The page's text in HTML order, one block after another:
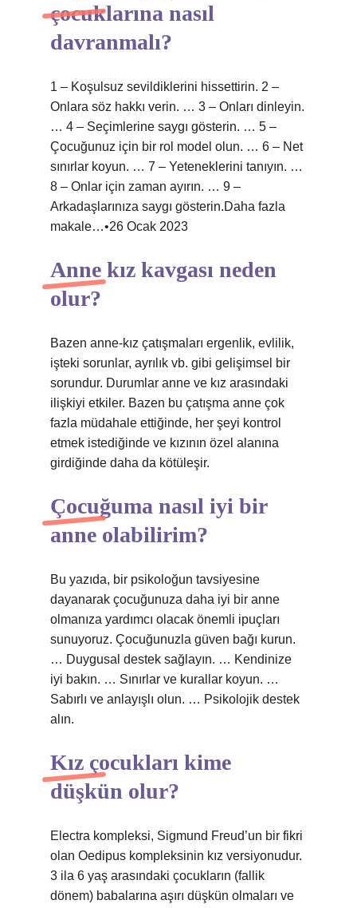
çocuklarına nasıl
davranmalı?
1 – Koşulsuz sevildiklerini hissettirin. 2 –
Onlara söz hakkı verin. … 3 – Onları dinleyin.
… 4 – Seçimlerine saygı gösterin. … 5 –
Çocuğunuz için bir rol model olun. … 6 – Net
sınırlar koyun. … 7 – Yeteneklerini tanıyın. …
8 – Onlar için zaman ayırın. … 9 –
Arkadaşlarınıza saygı gösterin.Daha fazla
makale…•26 Ocak 2023
Anne kız kavgası neden
olur?
Bazen anne-kız çatışmaları ergenlik, evlilik,
işteki sorunlar, ayrılık vb. gibi gelişimsel bir
sorundur. Durumlar anne ve kız arasındaki
ilişkiyi etkiler. Bazen bu çatışma anne çok
fazla müdahale ettiğinde, her şeyi kontrol
etmek istediğinde ve kızının özel alanına
girdiğinde daha da kötüleşir.
Çocuğuma nasıl iyi bir
anne olabilirim?
Bu yazıda, bir psikoloğun tavsiyesine
dayanarak çocuğunuza daha iyi bir anne
olmanıza yardımcı olacak önemli ipuçları
sunuyoruz. Çocuğunuzla güven bağı kurun.
… Duygusal destek sağlayın. … Kendinize
iyi bakın. … Sınırlar ve kurallar koyun. …
Sabırlı ve anlayışlı olun. … Psikolojik destek
alın.
Kız çocukları kime
düşkün olur?
Electra kompleksi, Sigmund Freud’un bir fikri
olan Oedipus kompleksinin kız versiyonudur.
3 ila 6 yaş arasındaki çocukların (fallik
dönem) babalarına aşırı düşkün olmaları ve